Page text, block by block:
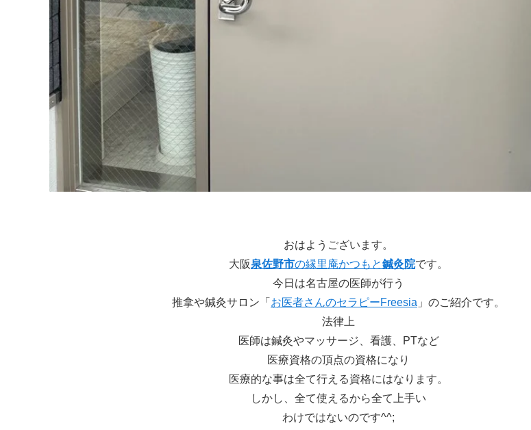
おはようございます。
大阪泉佐野市の縁里庵かつもと鍼灸院です。
今日は名古屋の医師が行う
推拿や鍼灸サロン「 お医者さんのセラピーFreesia 」のご紹介です。
法律上
医師は鍼灸やマッサージ、看護、PTなど
医療資格の頂点の資格になり
医療的な事は全て行える資格にはなります。
しかし、全て使えるから全て上手い
わけではないのです^^;